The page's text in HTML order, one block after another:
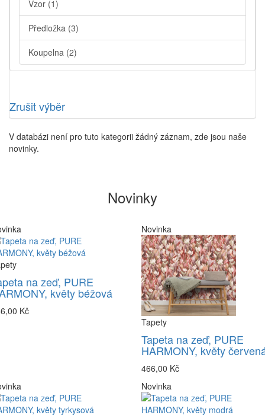
Vzor (1)
Předložka (3)
Koupelna (2)
Zrušit výběr
V databázi není pro tuto kategorii žádný záznam, zde jsou naše
novinky.
Novinky
na zeď, PURE
květy béžová
Kč
Novinka
Tapety
Tapeta na zeď, PURE
HARMONY, květy
466,00 Kč
Novinka